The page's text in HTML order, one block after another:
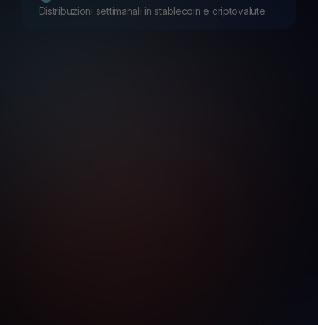
Distribuzioni settimanali in stablecoin e criptovalute